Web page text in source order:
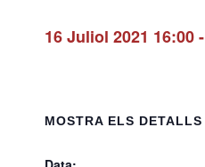
16 Juliol 2021 16:00-
MOSTRA ELS DETALLS